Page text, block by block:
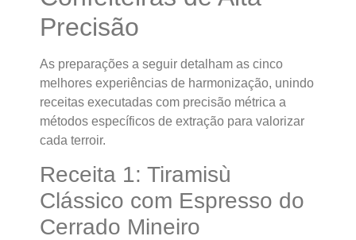
Precisão
As preparações a seguir detalham as cinco
melhores experiências de harmonização, unindo
receitas executadas com precisão métrica a
métodos específicos de extração para valorizar
cada terroir.
Receita 1: Tiramisù
Clássico com Espresso do
Cerrado Mineiro